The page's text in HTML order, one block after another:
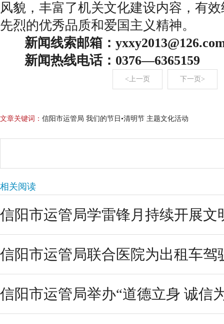
风貌，丰富了机关文化建设内容，有
先烈的优秀品质和爱国主义精神。
新闻线索邮箱：
新闻热线电话：0376—6365159
<上一页 下一页>
文章关键词： 信阳市运管局 我们的节日•清明节 主题文化活动
相关阅读
信阳市运管局学雷锋月持续开展文
信阳市运管局联合医院为出租车驾
信阳市运管局举办“道德立身 诚信